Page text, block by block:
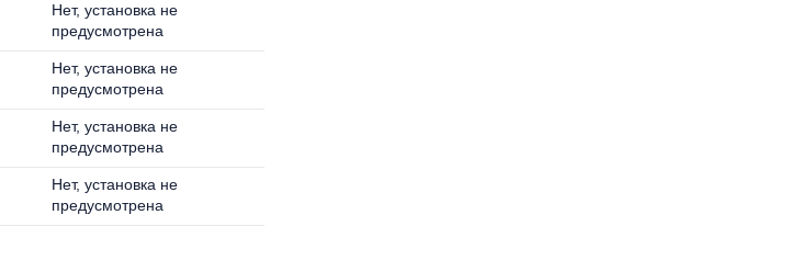
Нет, установка не
предусмотрена
Нет, установка не
предусмотрена
Нет, установка не
предусмотрена
Нет, установка не
предусмотрена